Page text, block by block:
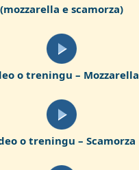
(mozzarella e scamorza)
o treningu – Mozzarella
o treningu – Scamorza